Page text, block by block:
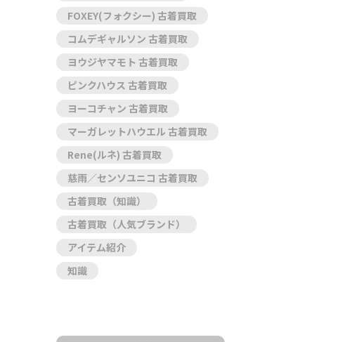
FOXEY(フォクシー) 古着買取
コムデギャルソン 古着買取
ヨウジヤマモト 古着買取
ピンクハウス 古着買取
ヨーコチャン 古着買取
マーガレットハウエル 古着買取
Rene(ルネ) 古着買取
慈雨／センソユニコ 古着買取
古着買取（知識）
古着買取（人気ブランド）
アイテム紹介
知識